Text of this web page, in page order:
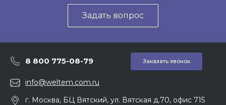
Задать вопрос
8 800 775-08-79 Заказать звонок
info@weltem.com.ru
г. Москва, БЦ Вятский, ул. Вятская д.70, офис 715